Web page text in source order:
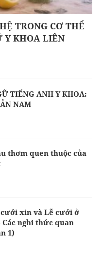
TRONG CƠ THỂ
Y KHOA LIÊN
TIẾNG ANH Y KHOA:
NAM
thơm quen thuộc của
cưới xin và Lễ cưới ở
Các nghi thức quan
1)